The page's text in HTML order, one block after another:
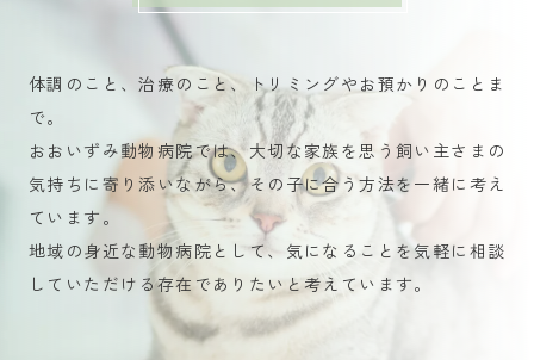
体調のこと、治療のこと、トリミングやお預かりのことま
で。
おおいずみ動物病院では、大切な家族を思う飼い主さまの
気持ちに寄り添いながら、その子に合う方法を一緒に考え
ています。
地域の身近な動物病院として、気になることを気軽に相談
していただける存在でありたいと考えています。